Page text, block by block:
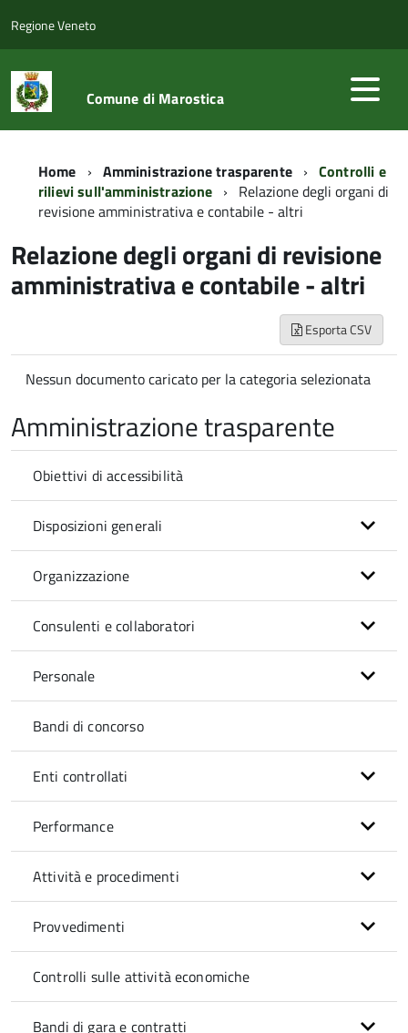
Regione Veneto
Comune di Marostica
Home Amministrazione trasparente
Controlli e
rilievi sull'amministrazione
Relazione degli organi di
revisione amministrativa e contabile - altri
Relazione degli organi di revisione
amministrativa e contabile - altri
Esporta CSV
Nessun documento caricato per la categoria selezionata
Amministrazione trasparente
Obiettivi di accessibilità
Disposizioni generali
Organizzazione
Consulenti e collaboratori
Personale
Bandi di concorso
Enti controllati
Performance
Attività e procedimenti
Provvedimenti
Controlli sulle attività economiche
Bandi di gara e contratti